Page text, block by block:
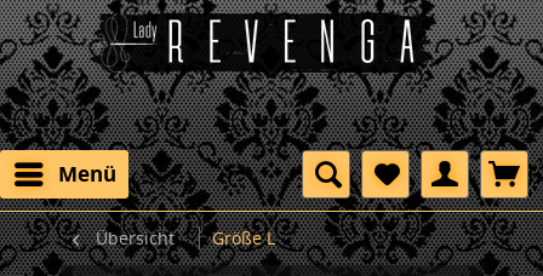
Menü
Übersicht Größe L